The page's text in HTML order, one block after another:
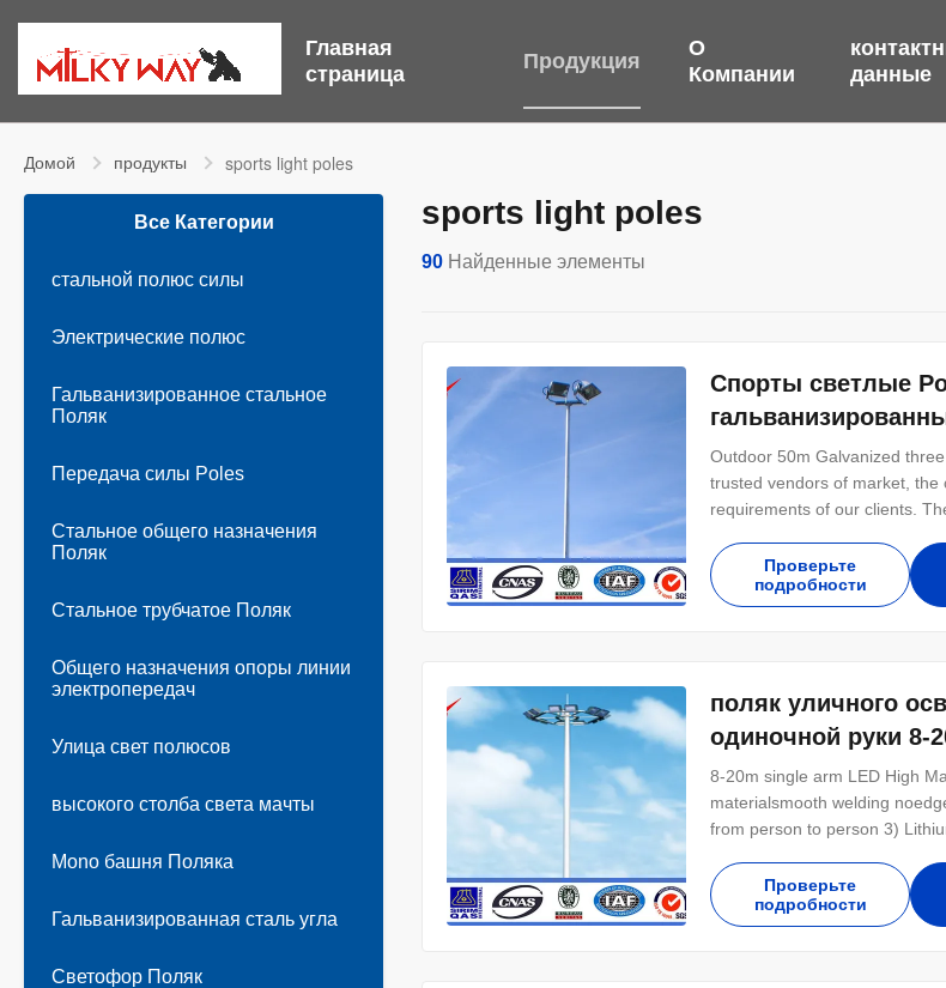
Главная
страница
Продукция
О
Компании
данные
Домой продукты sports light poles
Все Категории
стальной полюс силы
Электрические полюс
Гальванизированное стальное
Поляк
Передача силы Poles
Стальное общего назначения
Поляк
Стальное трубчатое Поляк
Общего назначения опоры линии
электропередач
Улица свет полюсов
высокого столба света мачты
Mono башня Поляка
Гальванизированная сталь угла
Светофор Поляк
sports light poles
90 Найденные элементы
Спорты светлые
Outdoor 50m Galvanized
trusted vendors of market, the
requirements of our clients.
brightness Easy installation
Проверьте
подробности
поляк уличного
одиночной руки 8-
8-20m single arm LED High
materialsmooth welding
from person to person 3)
plate is square or round in
Проверьте
подробности